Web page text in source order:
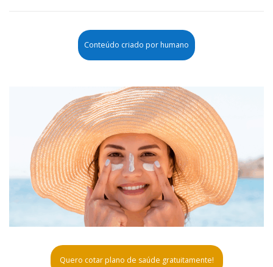
Conteúdo criado por humano
Quero cotar plano de saúde gratuitamente!